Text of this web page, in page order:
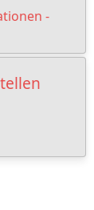
-